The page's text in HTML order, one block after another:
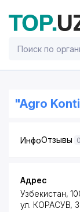
"Agro
ИнфоОтзывы 0
Адрес
Узбекистан,
ул. КОРАСУВ,